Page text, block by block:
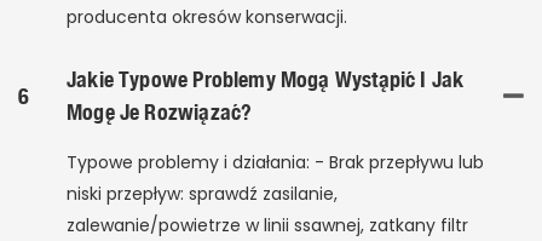
producenta okresów konserwacji.
6
Jakie Typowe Problemy Mogą Wystąpić I Jak
Mogę Je Rozwiązać?
Typowe problemy i działania: - Brak przepływu lub
niski przepływ: sprawdź zasilanie,
zalewanie/powietrze w linii ssawnej, zatkany filtr